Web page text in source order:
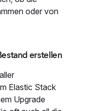
oder von
erstellen
Elastic Stack
Upgrade